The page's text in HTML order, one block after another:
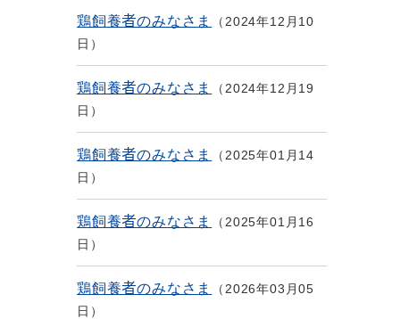
鶏飼養者のみなさま
2024年12月10
日
鶏飼養者のみなさま
2024年12月19
日
鶏飼養者のみなさま
2025年01月14
日
鶏飼養者のみなさま
2025年01月16
日
鶏飼養者のみなさま
2026年03月05
日